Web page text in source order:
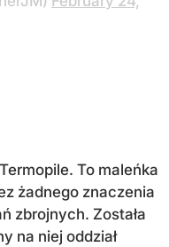
To maleńka
żadnego znaczenia
zbrojnych. Została
na niej oddział